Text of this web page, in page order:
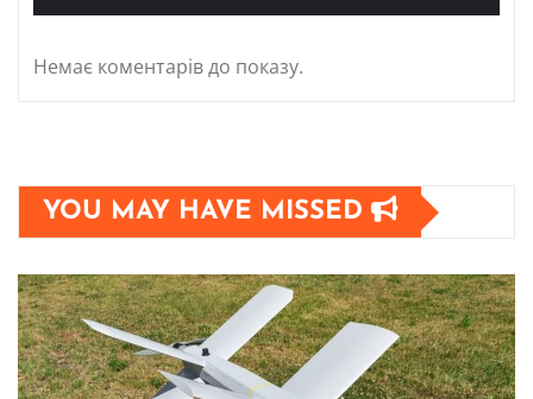
Немає коментарів до показу.
YOU MAY HAVE MISSED